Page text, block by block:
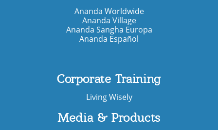
Ananda Worldwide
Ananda Village
Ananda Sangha Europa
Ananda Español
Corporate Training
Living Wisely
Media & Products